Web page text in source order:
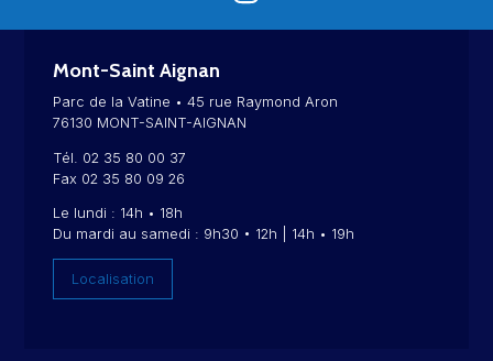
Mont-Saint Aignan
Parc de la Vatine • 45 rue Raymond Aron
76130 MONT-SAINT-AIGNAN
Tél. 02 35 80 00 37
Fax 02 35 80 09 26
Le lundi : 14h • 18h
Du mardi au samedi : 9h30 • 12h | 14h • 19h
Localisation